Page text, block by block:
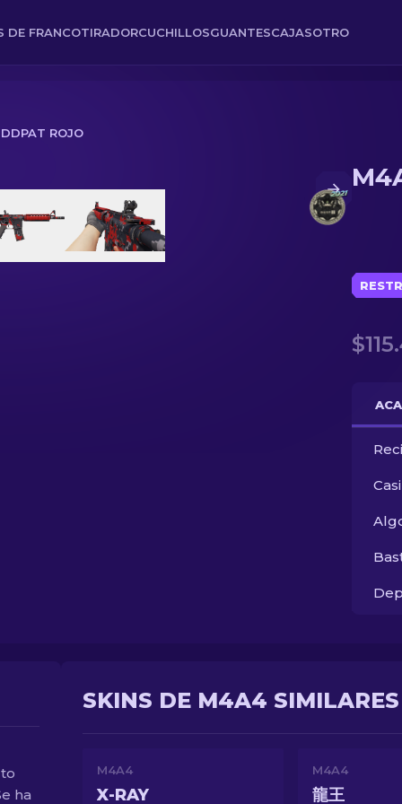
DE FRANCOTIRADORCUCHILLOSGUANTESCAJASOTRO
ROJO
ha
SKINS DE M4A4 SIMILARES
M4A4
X-RAY
M4A4
龍王